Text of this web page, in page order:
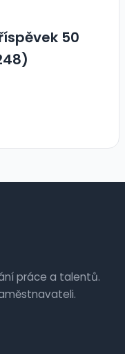
50
práce a talentů.